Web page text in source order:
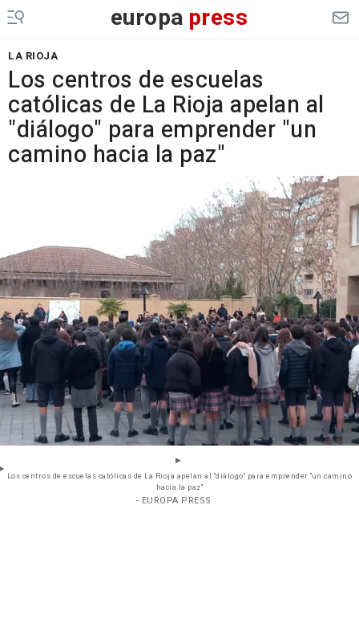
europa press
LA RIOJA
Los centros de escuelas
católicas de La Rioja apelan al
"diálogo" para emprender "un
camino hacia la paz"
Los centros de escuelas católicas de La Rioja apelan al "diálogo" para emprender "un camino
hacia la paz"
- EUROPA PRESS